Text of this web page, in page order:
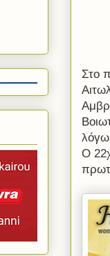
Στο
λόγω
Ο